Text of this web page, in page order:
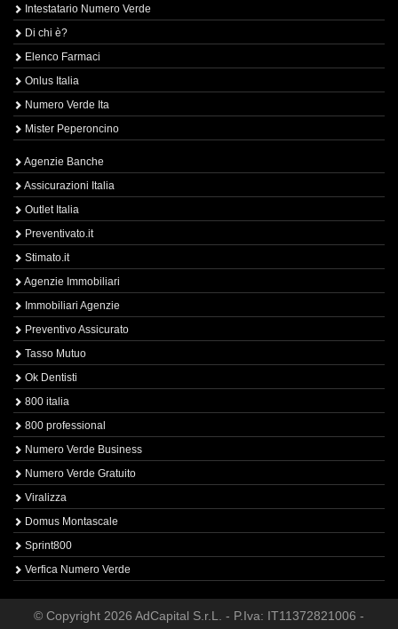
Intestatario Numero Verde
Di chi è?
Elenco Farmaci
Onlus Italia
Numero Verde Ita
Mister Peperoncino
Agenzie Banche
Assicurazioni Italia
Outlet Italia
Preventivato.it
Stimato.it
Agenzie Immobiliari
Immobiliari Agenzie
Preventivo Assicurato
Tasso Mutuo
Ok Dentisti
800 italia
800 professional
Numero Verde Business
Numero Verde Gratuito
Viralizza
Domus Montascale
Sprint800
Verfica Numero Verde
© Copyright 2026 AdCapital S.r.L. - P.Iva: IT11372821006 -